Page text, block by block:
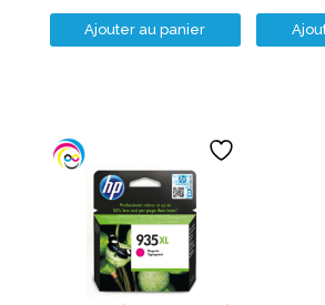
de
HP_933XLY
Ajouter au panier
de